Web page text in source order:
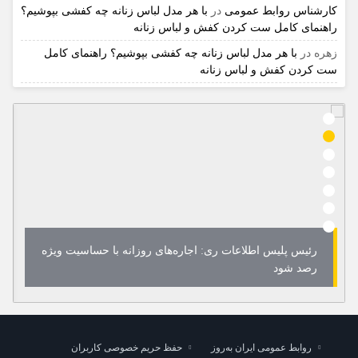
کارشناس روابط عمومی در با هر مدل لباس زنانه چه کفشی بپوشیم؟
راهنمای کامل ست کردن کفش و لباس زنانه
زهره در با هر مدل لباس زنانه چه کفشی بپوشیم؟ راهنمای کامل
ست کردن کفش و لباس زنانه
رئیس پلیس اطلاعات ری: اجاره‌های روزانه با حساسیت ویژه
رصد شود
روابط عمومی ایران به‌روز حفظ حریم خصوصی کاربران